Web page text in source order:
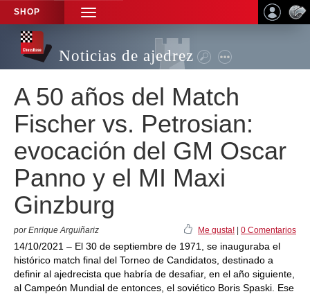
SHOP
TOGGLE
NAVIGATION
Noticias de ajedrez
A 50 años del Match
Fischer vs. Petrosian:
evocación del GM Oscar
Panno y el MI Maxi
Ginzburg
por Enrique Arguiñariz Me gusta! 0 Comentarios
14/10/2021 – El 30 de septiembre de 1971, se inauguraba el
histórico match final del Torneo de Candidatos, destinado a
definir al ajedrecista que habría de desafiar, en el año siguiente,
al Campeón Mundial de entonces, el soviético Boris Spaski. Ese